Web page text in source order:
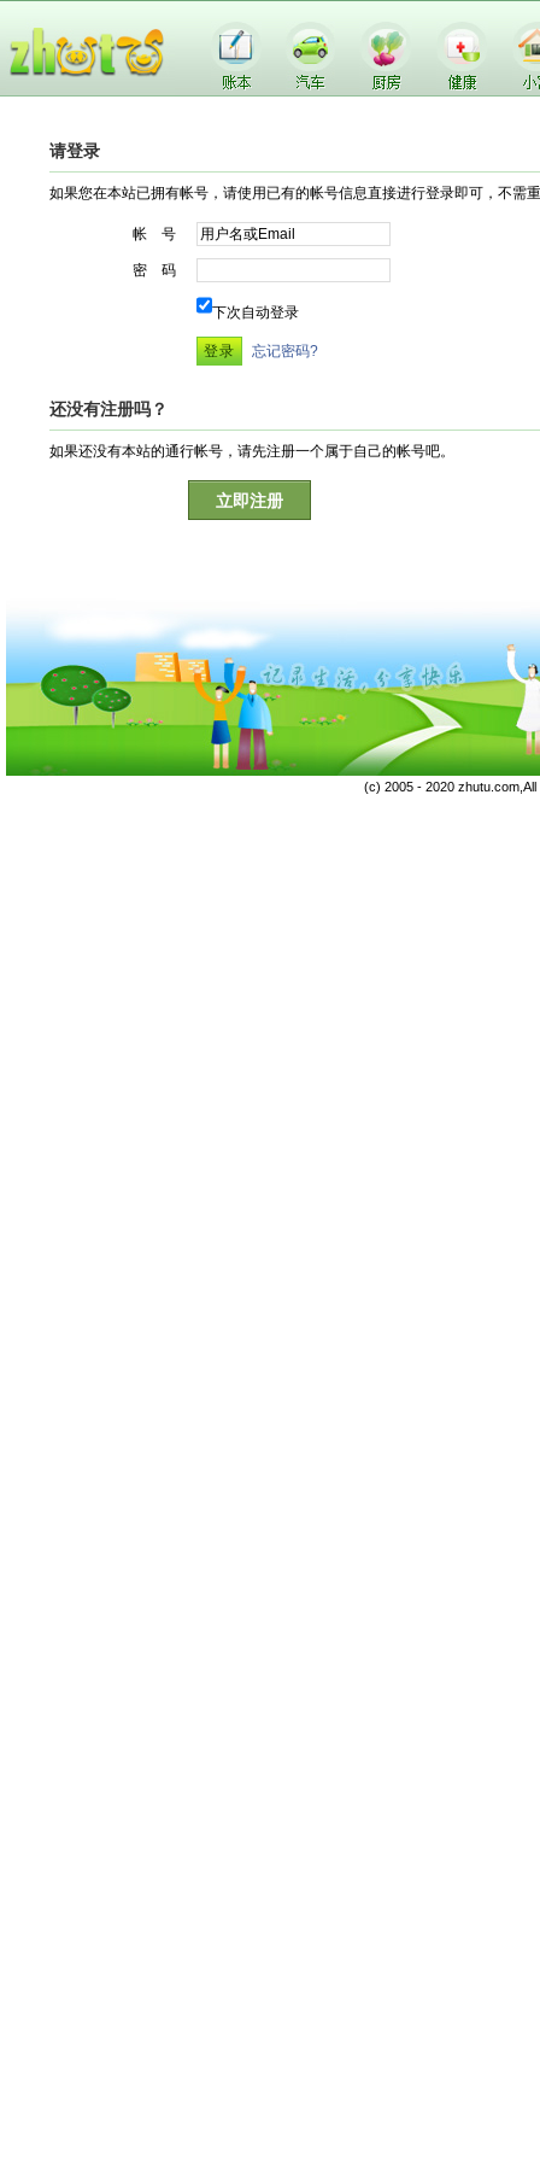
请登录
如果您在本站已拥有帐号，请使用已有的帐号信息直接进行登录即可，不需
帐 号
密 码
下次自动登录
忘记密码?
还没有注册吗？
如果还没有本站的通行帐号，请先注册一个属于自己的帐号吧。
立即注册
(c) 2005 - 2020